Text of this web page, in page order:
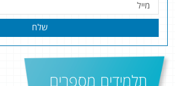
שלח
תלמידים מספרים